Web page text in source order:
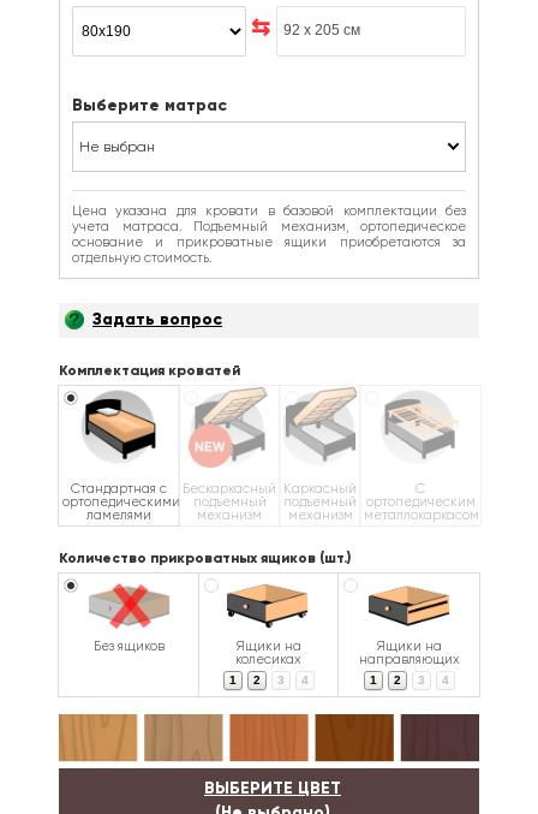
Выберите матрас
Не выбран
Цена указана для кровати в базовой комплектации без
учета матраса. Подъемный механизм, ортопедическое
основание и прикроватные ящики приобретаются за
отдельную стоимость.
Задать вопрос
Комплектация кроватей
Стандартная с
ортопедическими
ламелями
Бескаркасный
подъемный
механизм
Каркасный
подъемный
механизм
С
ортопедическим
металлокаркасом
Количество прикроватных ящиков (шт.)
Без ящиков
Ящики на
колесиках
1 2 3 4
Ящики на
направляющих
1 2 3 4
ВЫБЕРИТЕ ЦВЕТ